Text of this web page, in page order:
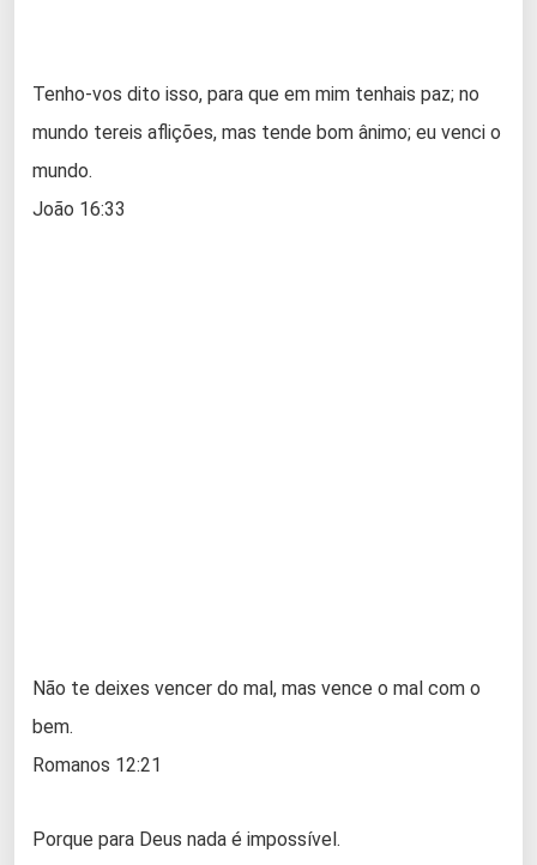
Tenho-vos dito isso, para que em mim tenhais paz; no
mundo tereis aflições, mas tende bom ânimo; eu venci o
mundo.
João 16:33
Não te deixes vencer do mal, mas vence o mal com o
bem.
Romanos 12:21
Porque para Deus nada é impossível.